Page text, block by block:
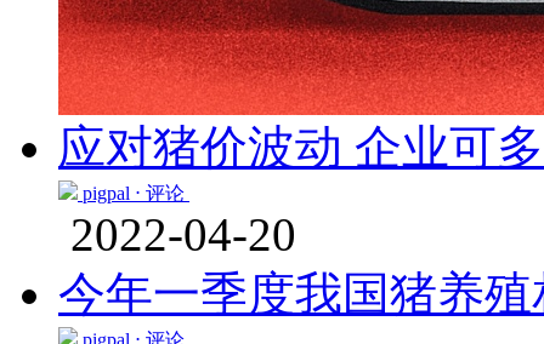
应对猪价波动 企业可
pigpal ⋅ 评论
2022-04-20
今年一季度我国猪养
pigpal ⋅ 评论